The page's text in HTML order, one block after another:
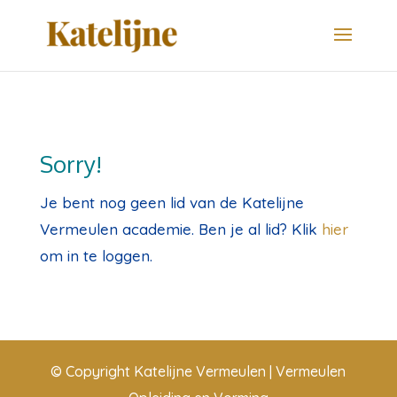
Sorry!
Je bent nog geen lid van de Katelijne
Vermeulen academie. Ben je al lid? Klik hier
om in te loggen.
© Copyright Katelijne Vermeulen | Vermeulen